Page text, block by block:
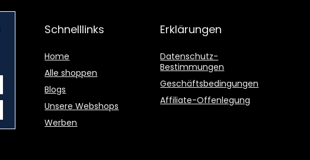
Schnelllinks
Home
Alle shoppen
Blogs
Unsere Webshops
Werben
Erklärungen
Datenschutz-
Bestimmungen
Geschäftsbedingungen
Affiliate-Offenlegung